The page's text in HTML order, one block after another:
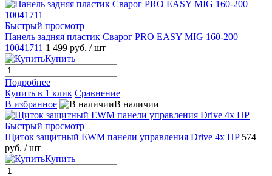
Быстрый просмотр
Панель задняя пластик Сварог PRO EASY MIG 160-200
10041711 1 499 руб. / шт
Купить
Подробнее
Купить в 1 клик Сравнение
В избранное
В наличии
Быстрый просмотр
Щиток защитный EWM панели управления Drive 4x HP 574
руб. / шт
Купить